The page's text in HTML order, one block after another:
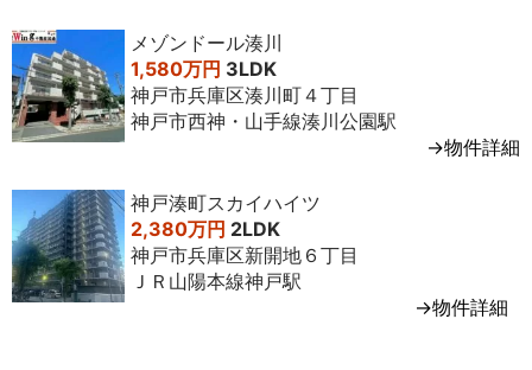
メゾンドール湊川
1,580万円 3LDK
神戸市兵庫区湊川町４丁目
神戸市西神・山手線湊川公園駅
→物件詳細
神戸湊町スカイハイツ
2,380万円 2LDK
神戸市兵庫区新開地６丁目
ＪＲ山陽本線神戸駅
→物件詳細